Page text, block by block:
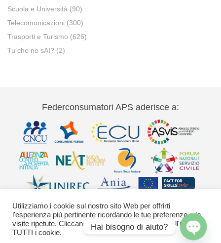
Scuola e Università (90)
Telecomunicazioni (300)
Trasporti e Turismo (626)
Tu che ne sAI? (2)
Federconsumatori APS aderisce a:
Via Palestro 11 00185 Roma - tel 06
Utilizziamo i cookie sul nostro sito Web per offrirti
l'esperienza più pertinente ricordando le tue preferenze e le
visite ripetute. Cliccando su "Accetta" acconsenti all'uso di
TUTTI i cookie.
Hai bisogno di aiuto?